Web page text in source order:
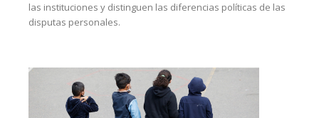
las instituciones y distinguen las diferencias políticas de las
disputas personales.